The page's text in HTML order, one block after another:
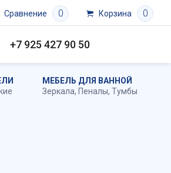
Сравнение 0 Корзина 0
+7 925 427 90 50
МЕБЕЛЬ ДЛЯ ВАННОЙ
Зеркала, Пеналы, Тумбы